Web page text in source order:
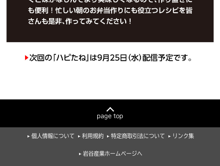
page top
個人情報について 利用規約 特定商取引法について リンク集
岩谷産業ホームページへ